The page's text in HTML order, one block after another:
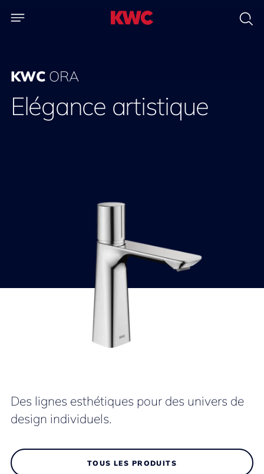
KWC ORA
Elégance artistique
Des lignes esthétiques pour des univers de
design individuels.
TOUS LES PRODUITS